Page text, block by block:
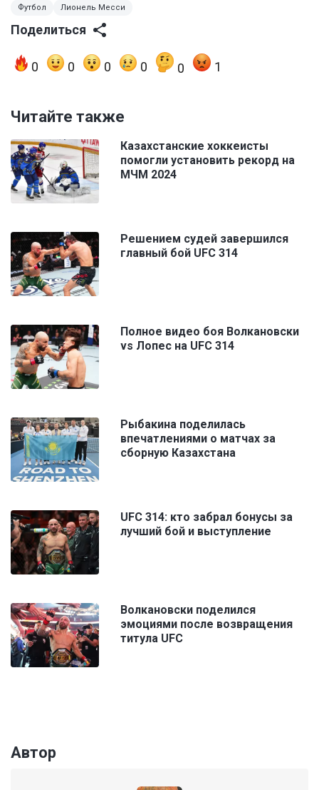
Футбол Лионель Месси
Поделиться
0 0 0 0 0 1
Читайте также
Казахстанские хоккеисты
помогли установить рекорд на
МЧМ 2024
Решением судей завершился
главный бой UFC 314
Полное видео боя Волкановски
vs Лопес на UFC 314
Рыбакина поделилась
впечатлениями о матчах за
сборную Казахстана
UFC 314: кто забрал бонусы за
лучший бой и выступление
Волкановски поделился
эмоциями после возвращения
титула UFC
Автор